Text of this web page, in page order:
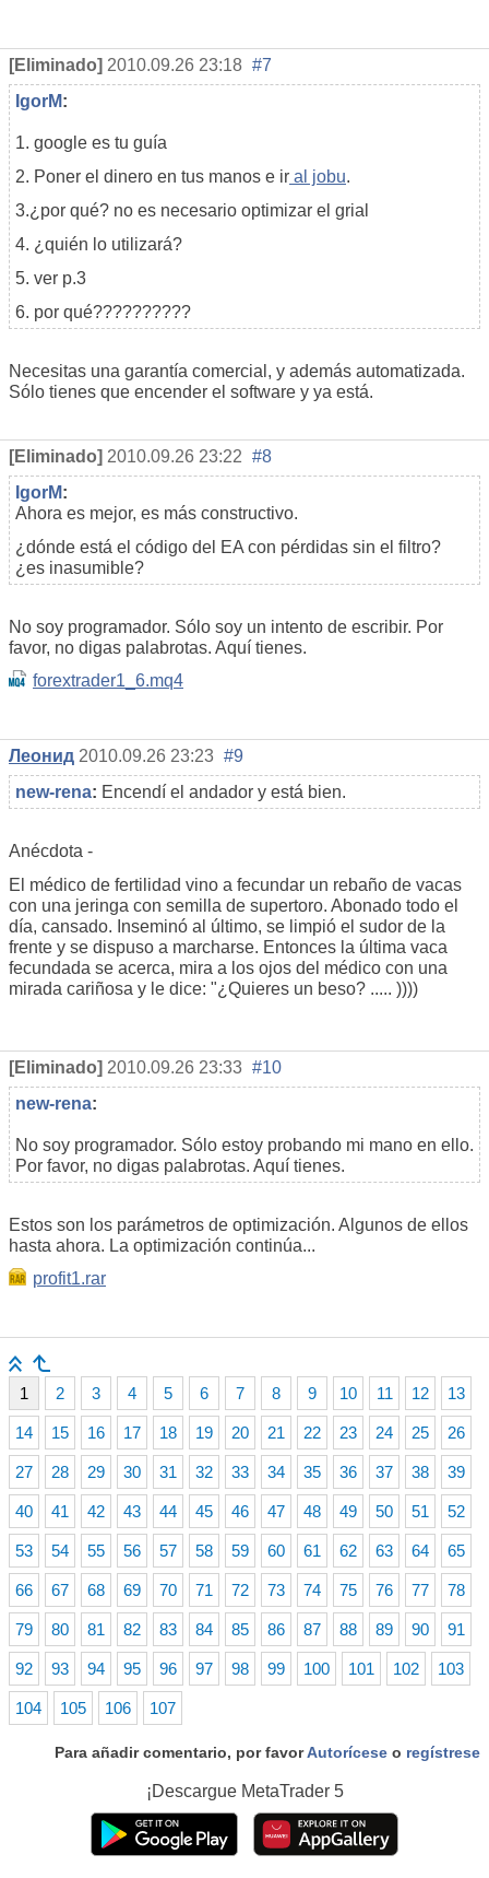
[Eliminado] 2010.09.26 23:18 #7
IgorM:
1. google es tu guía
2. Poner el dinero en tus manos e ir al jobu.
3.¿por qué? no es necesario optimizar el grial
4. ¿quién lo utilizará?
5. ver p.3
6. por qué??????????
Necesitas una garantía comercial, y además automatizada.
Sólo tienes que encender el software y ya está.
[Eliminado] 2010.09.26 23:22 #8
IgorM:
Ahora es mejor, es más constructivo.
¿dónde está el código del EA con pérdidas sin el filtro?
¿es inasumible?
No soy programador. Sólo soy un intento de escribir. Por
favor, no digas palabrotas. Aquí tienes.
forextrader1_6.mq4
Леонид 2010.09.26 23:23 #9
new-rena: Encendí el andador y está bien.
Anécdota -
El médico de fertilidad vino a fecundar un rebaño de vacas
con una jeringa con semilla de supertoro. Abonado todo el
día, cansado. Inseminó al último, se limpió el sudor de la
frente y se dispuso a marcharse. Entonces la última vaca
fecundada se acerca, mira a los ojos del médico con una
mirada cariñosa y le dice: "¿Quieres un beso? ..... ))))
[Eliminado] 2010.09.26 23:33 #10
new-rena:
No soy programador. Sólo estoy probando mi mano en ello.
Por favor, no digas palabrotas. Aquí tienes.
Estos son los parámetros de optimización. Algunos de ellos
hasta ahora. La optimización continúa...
profit1.rar
1 2 3 4 5 6 7 8 9 10 11 12 13
14 15 16 17 18 19 20 21 22 23 24 25 26
27 28 29 30 31 32 33 34 35 36 37 38 39
40 41 42 43 44 45 46 47 48 49 50 51 52
53 54 55 56 57 58 59 60 61 62 63 64 65
66 67 68 69 70 71 72 73 74 75 76 77 78
79 80 81 82 83 84 85 86 87 88 89 90 91
92 93 94 95 96 97 98 99 100 101 102 103
104 105 106 107
Para añadir comentario, por favorAutorícese o regístrese
¡Descargue MetaTrader 5